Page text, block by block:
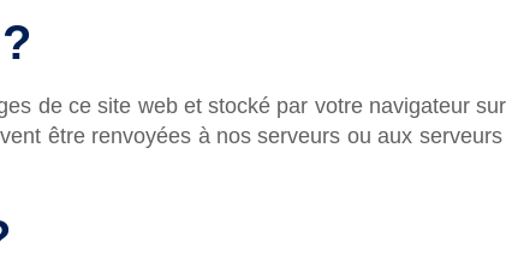
de ce site web et stocké par votre navigateur
être renvoyées à nos serveurs ou aux